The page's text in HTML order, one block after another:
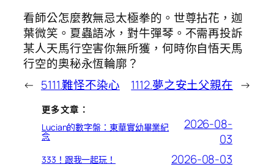
看師公怎麼教無忌太極拳的。世尊拈花，迦
葉微笑。夏蟲語冰，對牛彈琴。不需再投訴
某人天馬行空害你無所獲，何時你自悟天馬
行空的奧秘永恆輪廓？
← 5111.難怪不染心 1112.夢之安土父親在 →
更多文章：
Lucian的數字盤：東華實幼畢業紀
念
2026-08-
03
333！跟我一起玩！ 2026-08-03